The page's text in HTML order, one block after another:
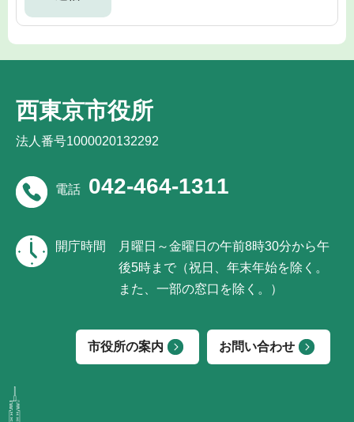
西東京市役所
法人番号1000020132292
電話 042-464-1311
開庁時間
月曜日～金曜日の午前8時30分から午
後5時まで（祝日、年末年始を除く。
また、一部の窓口を除く。）
市役所の案内 お問い合わせ